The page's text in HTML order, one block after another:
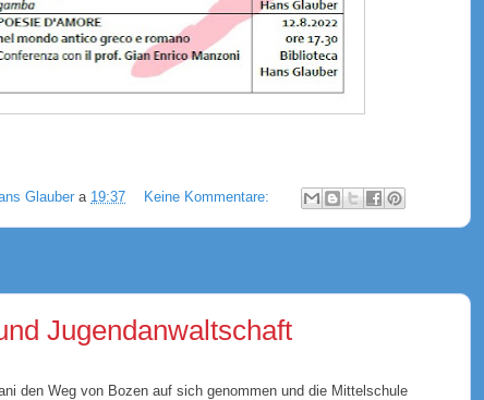
Glauber a 19:37 Keine Kommentare:
Jugendanwaltschaft
den Weg von Bozen auf sich genommen und die Mittelschule